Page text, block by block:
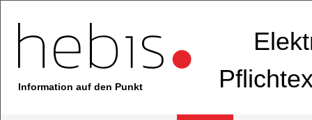
Information auf den Punkt